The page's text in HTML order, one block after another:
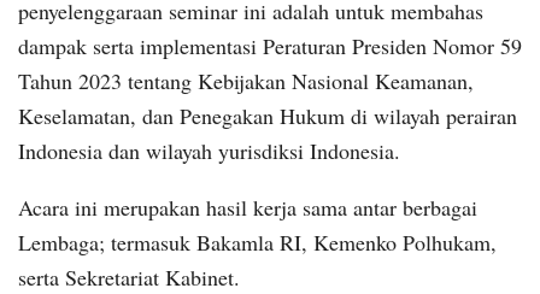
penyelenggaraan seminar ini adalah untuk membahas
dampak serta implementasi Peraturan Presiden Nomor 59
Tahun 2023 tentang Kebijakan Nasional Keamanan,
Keselamatan, dan Penegakan Hukum di wilayah perairan
Indonesia dan wilayah yurisdiksi Indonesia.
Acara ini merupakan hasil kerja sama antar berbagai
Lembaga; termasuk Bakamla RI, Kemenko Polhukam,
serta Sekretariat Kabinet.